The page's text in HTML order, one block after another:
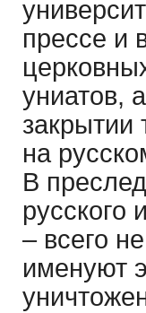
прессе и
униатов,
на
В
русского
– всего
именуют